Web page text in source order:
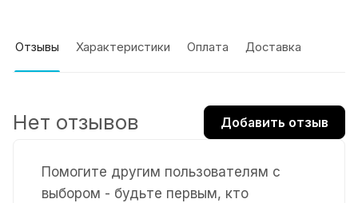
Отзывы Характеристики Оплата Доставка
Помогите другим пользователям с
выбором - будьте первым, кто
Нет отзывов Добавить отзыв